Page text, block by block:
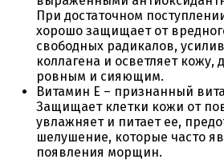
При достаточном
хорошо защищает от
свободных радикалов,
коллагена и осветляет кожу,
ровным и сияющим.
Витамин Е – признанный
Защищает клетки кожи от
увлажняет и питает ее,
шелушение, которые часто
появления морщин.